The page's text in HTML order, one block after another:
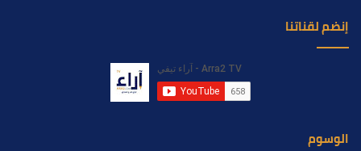
إنضم لقناتنا
الوسوم